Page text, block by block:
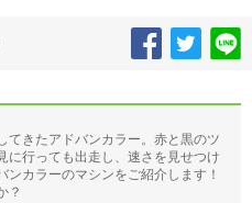
てきたアドバンカラー。赤と黒のツ
に行っても出走し、速さを見せつけ
カラーのマシンをご紹介します！
？